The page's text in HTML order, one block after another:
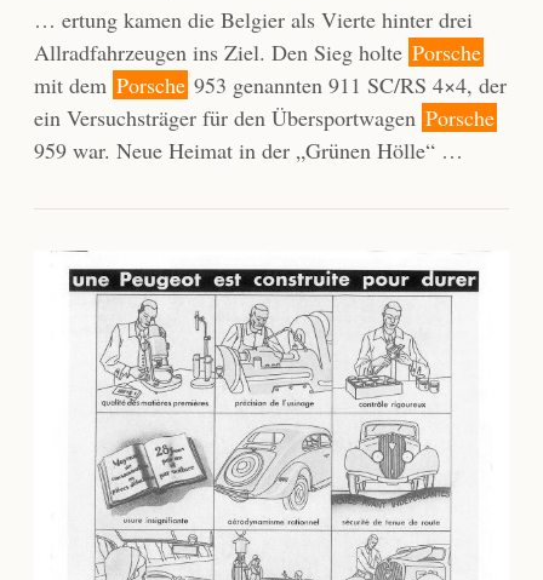
… ertung kamen die Belgier als Vierte hinter drei
Allradfahrzeugen ins Ziel. Den Sieg holte Porsche
mit dem Porsche 953 genannten 911 SC/RS 4×4, der
ein Versuchsträger für den Übersportwagen Porsche
959 war. Neue Heimat in der „Grünen Hölle“ …